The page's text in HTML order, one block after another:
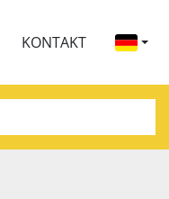
KONTAKT